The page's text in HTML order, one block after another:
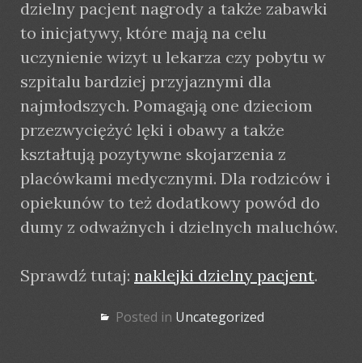
dzielny pacjent nagrody a także zabawki
to inicjatywy, które mają na celu
uczynienie wizyt u lekarza czy pobytu w
szpitalu bardziej przyjaznymi dla
najmłodszych. Pomagają one dzieciom
przezwyciężyć lęki i obawy a także
kształtują pozytywne skojarzenia z
placówkami medycznymi. Dla rodziców i
opiekunów to też dodatkowy powód do
dumy z odważnych i dzielnych maluchów.
Sprawdź tutaj: naklejki dzielny pacjent.
Posted in Uncategorized